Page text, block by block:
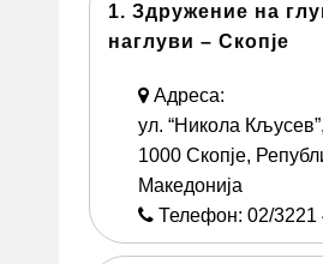
1. Здружение на
наглуви – Скопје
Адреса:
ул. “Никола
1000 Скопје,
Македонија
Телефон: 02/3221